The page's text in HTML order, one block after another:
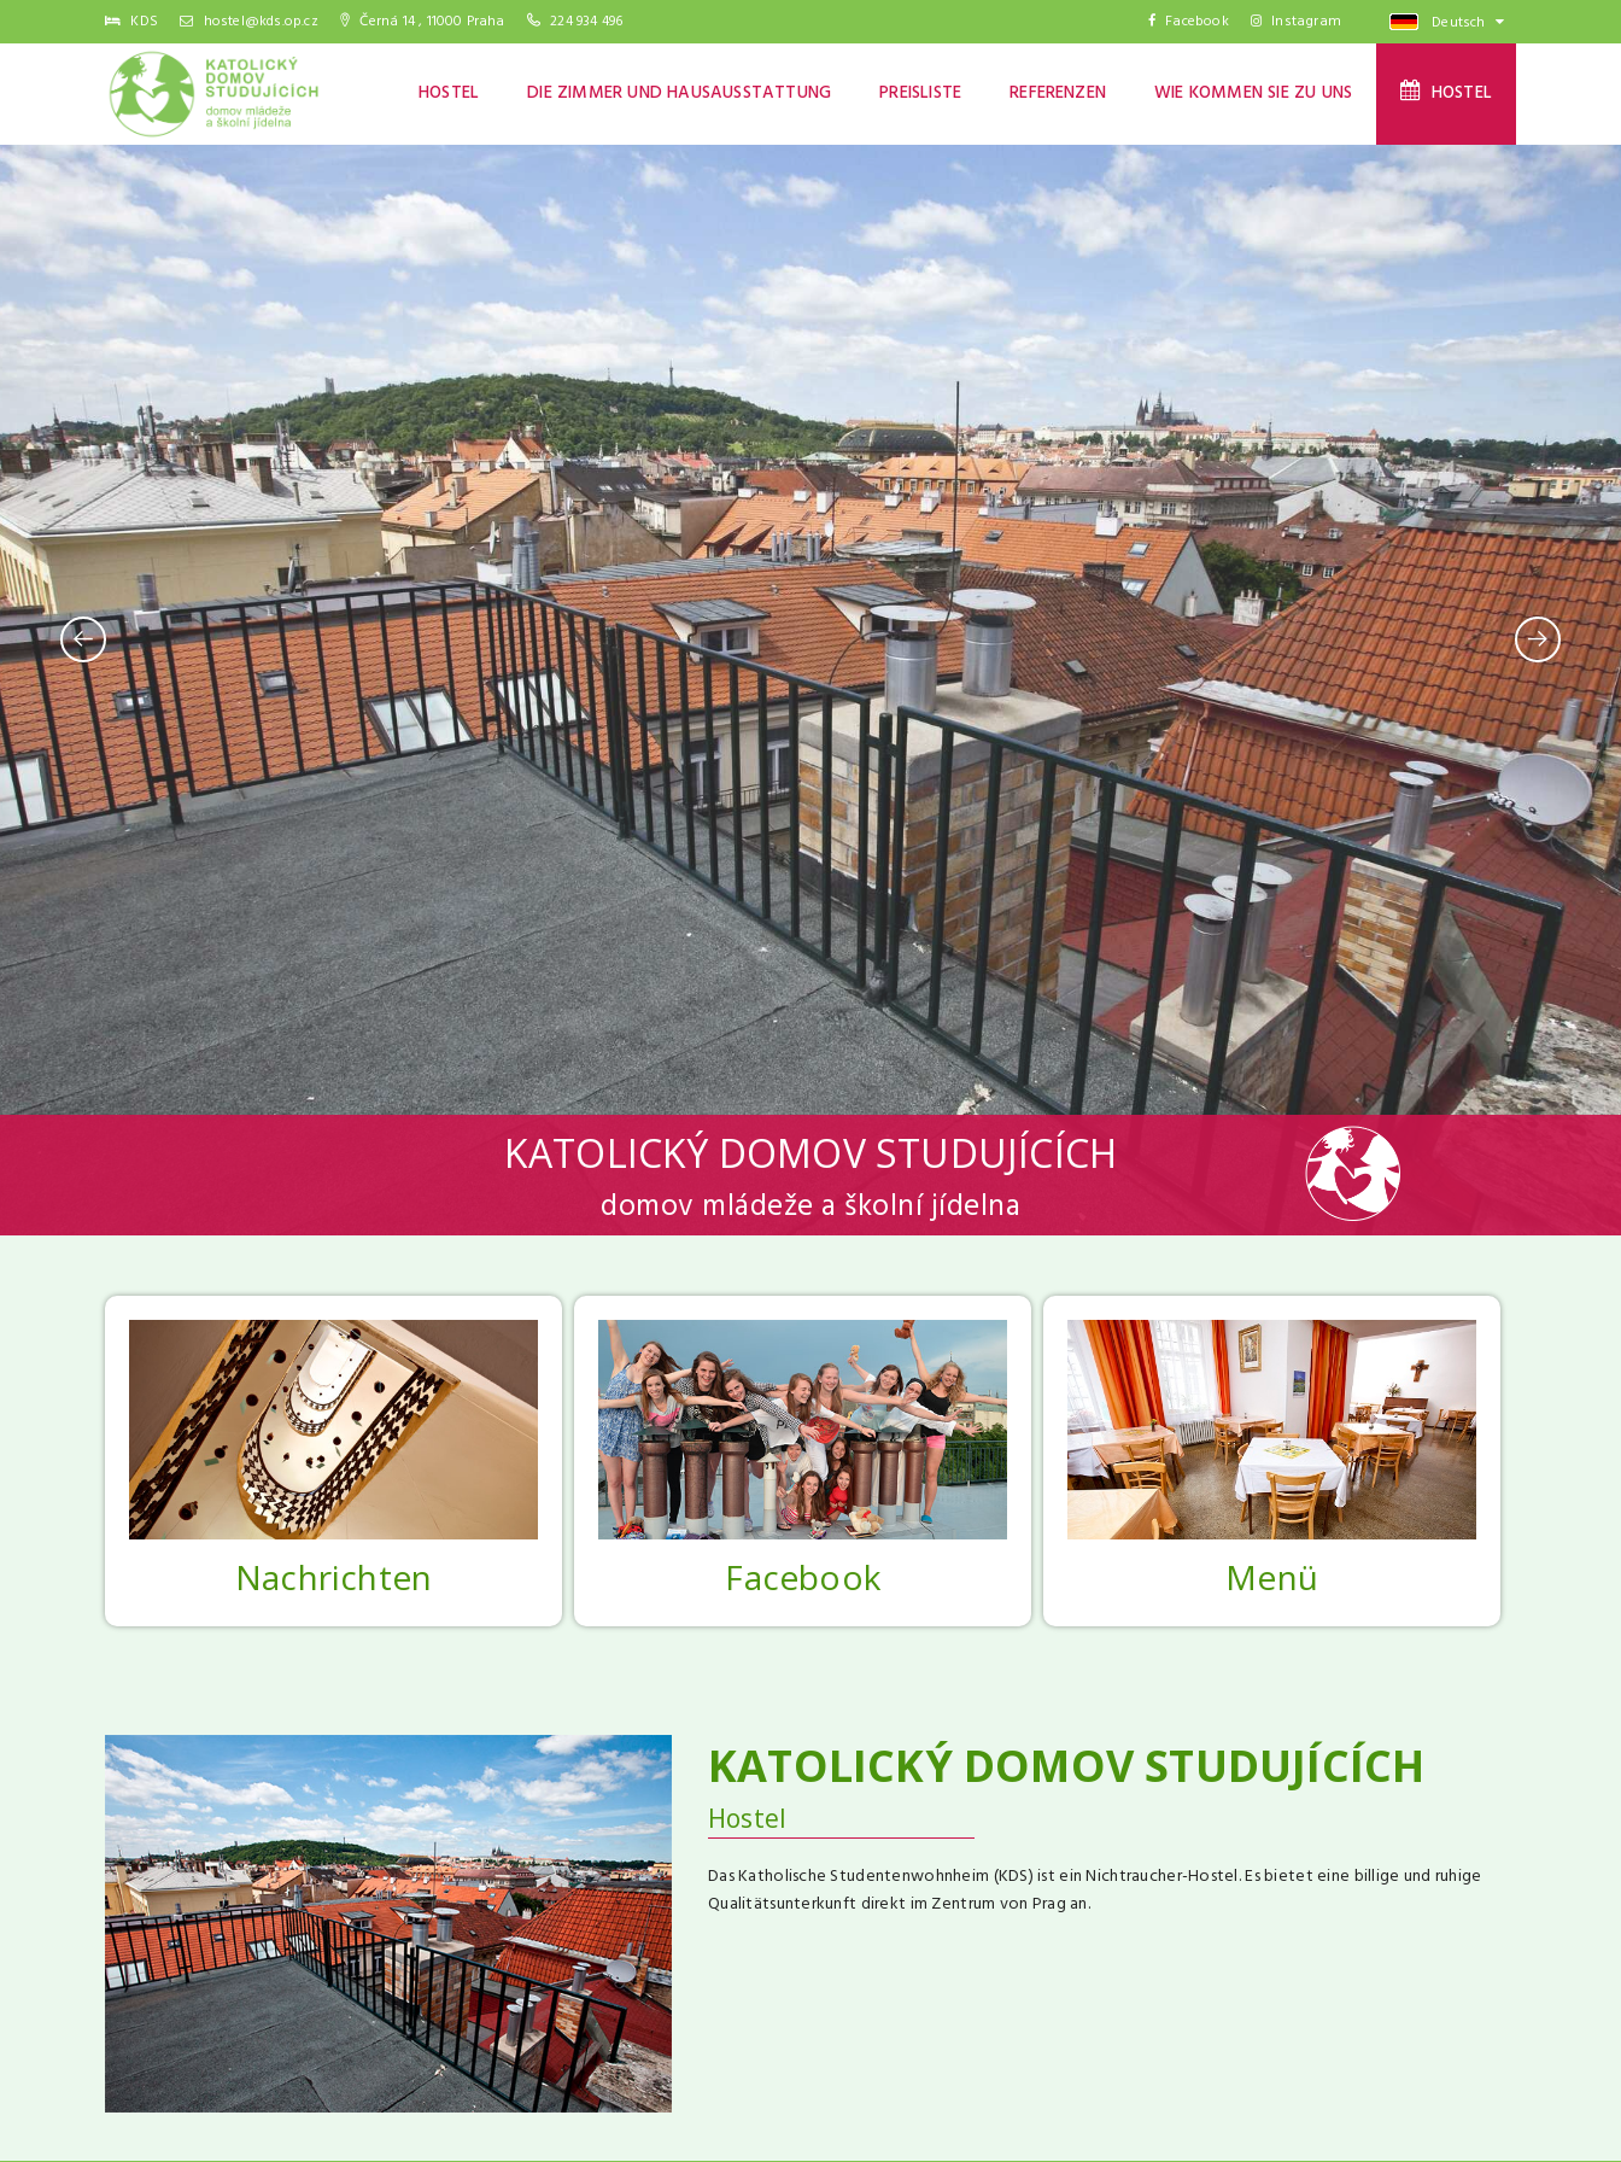
KDS hostel@kds.op.cz Černá 14 , 11000 Praha 224 934 496 Facebook Instagram Deutsch
HOSTEL DIE ZIMMER UND HAUSAUSSTATTUNG PREISLISTE REFERENZEN WIE KOMMEN SIE ZU UNS HOSTEL
KATOLICKÝ DOMOV STUDUJÍCÍCH
domov mládeže a školní jídelna
Nachrichten Facebook Menü
KATOLICKÝ DOMOV STUDUJÍCÍCH
Hostel
Das Katholische Studentenwohnheim (KDS) ist ein Nichtraucher-Hostel. Es bietet eine billige und ruhige
Qualitätsunterkunft direkt im Zentrum von Prag an.